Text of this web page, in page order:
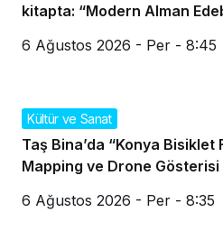
kitapta: “Modern Alman
6 Ağustos 2026 - Per - 8:45
Kültür ve Sanat
Taş Bina’da “Konya Bisiklet
Mapping ve Drone Gösterisi
6 Ağustos 2026 - Per - 8:35